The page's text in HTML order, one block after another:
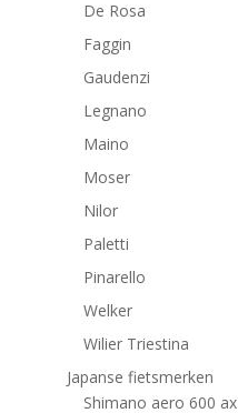
De Rosa
Faggin
Gaudenzi
Legnano
Maino
Moser
Nilor
Paletti
Pinarello
Welker
Wilier Triestina
Japanse fietsmerken
Shimano aero 600 ax